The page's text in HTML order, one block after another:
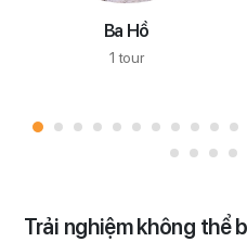
Ba Hồ
1 tour
Trải nghiệm không thể